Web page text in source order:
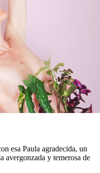
esa Paula agradecida, un
avergonzada y temerosa de